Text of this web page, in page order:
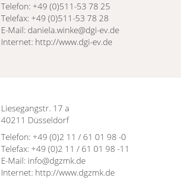
Telefon: +49 (0)511-53 78 25
Telefax: +49 (0)511-53 78 28
E-Mail: daniela.winke@dgi-ev.de
Internet: http://www.dgi-ev.de
Liesegangstr. 17 a
40211 Düsseldorf
Telefon: +49 (0)2 11 / 61 01 98 -0
Telefax: +49 (0)2 11 / 61 01 98 -11
E-Mail: info@dgzmk.de
Internet: http://www.dgzmk.de